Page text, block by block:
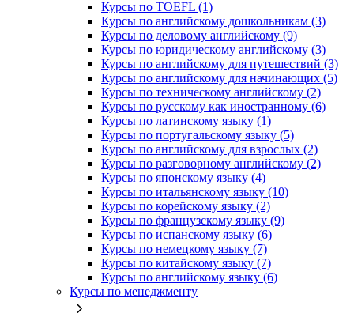
Курсы по TOEFL (1)
Курсы по английскому дошкольникам (3)
Курсы по деловому английскому (9)
Курсы по юридическому английскому (3)
Курсы по английскому для путешествий (3)
Курсы по английскому для начинающих (5)
Курсы по техническому английскому (2)
Курсы по русскому как иностранному (6)
Курсы по латинскому языку (1)
Курсы по португальскому языку (5)
Курсы по английскому для взрослых (2)
Курсы по разговорному английскому (2)
Курсы по японскому языку (4)
Курсы по итальянскому языку (10)
Курсы по корейскому языку (2)
Курсы по французскому языку (9)
Курсы по испанскому языку (6)
Курсы по немецкому языку (7)
Курсы по китайскому языку (7)
Курсы по английскому языку (6)
Курсы по менеджменту